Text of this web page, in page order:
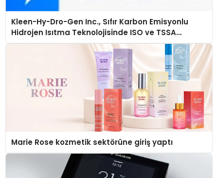
Kleen-Hy-Dro-Gen Inc., Sıfır Karbon Emisyonlu
Hidrojen Isıtma Teknolojisinde ISO ve TSSA
Düzenleyici Onaylarını Aldı
Marie Rose kozmetik sektörüne giriş yaptı